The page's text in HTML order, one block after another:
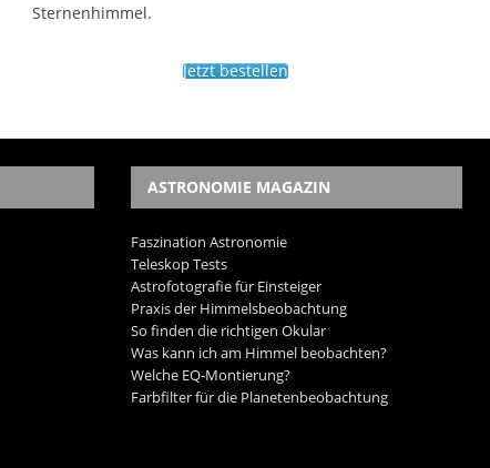
Sternenhimmel.
Jetzt bestellen
ASTRONOMIE MAGAZIN
Faszination Astronomie
Teleskop Tests
Astrofotografie für Einsteiger
Praxis der Himmelsbeobachtung
So finden die richtigen Okular
Was kann ich am Himmel beobachten?
Welche EQ-Montierung?
Farbfilter für die Planetenbeobachtung